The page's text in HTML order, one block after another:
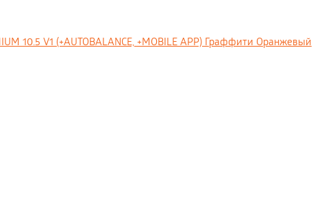
10.5 V1 (+AUTOBALANCE, +MOBILE APP) Граффити Оранжевый